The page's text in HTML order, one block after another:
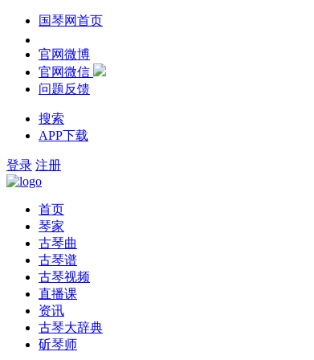
国琴网首页
官网微博
官网微信
问题反馈
搜索
APP下载
登录 注册
首页
琴家
古琴曲
古琴谱
古琴视频
直播课
资讯
古琴大辞典
斫琴师